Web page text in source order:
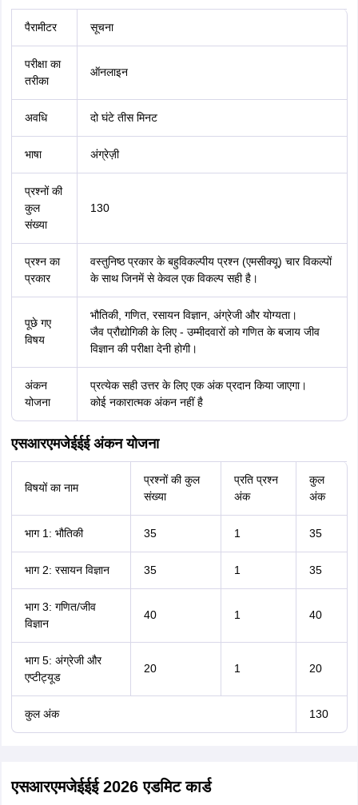
पैरामीटर सूचना
परीक्षा का
तरीका
ऑनलाइन
अवधि दो घंटे तीस मिनट
भाषा अंग्रेज़ी
प्रश्नों की
कुल
संख्या
130
प्रश्न का
प्रकार
वस्तुनिष्ठ प्रकार के बहुविकल्पीय प्रश्न (एमसीक्यू) चार विकल्पों
के साथ जिनमें से केवल एक विकल्प सही है।
पूछे गए
विषय
भौतिकी, गणित, रसायन विज्ञान, अंग्रेजी और योग्यता।
जैव प्रौद्योगिकी के लिए - उम्मीदवारों को गणित के बजाय जीव
विज्ञान की परीक्षा देनी होगी।
अंकन
योजना
प्रत्येक सही उत्तर के लिए एक अंक प्रदान किया जाएगा।
कोई नकारात्मक अंकन नहीं है
एसआरएमजेईईई अंकन योजना
विषयों का नाम
प्रश्नों की कुल
संख्या
प्रति प्रश्न
अंक
कुल
अंक
भाग 1: भौतिकी 35 1 35
भाग 2: रसायन विज्ञान 35 1 35
भाग 3: गणित/जीव
विज्ञान
40 1 40
भाग 5: अंग्रेजी और
एप्टीट्यूड
20 1 20
कुल अंक 130
एसआरएमजेईईई 2026 एडमिट कार्ड